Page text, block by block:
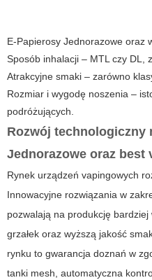
E-Papierosy Jednorazowe oraz
Sposób inhalacji – MTL czy DL,
Atrakcyjne smaki – zarówno
Rozmiar i wygodę noszenia –
podróżujących.
Rozwój technologiczny
Jednorazowe oraz best
Rynek urządzeń vapingowych
Innowacyjne rozwiązania w
pozwalają na produkcję
grzałek oraz wyższą jakość
rynku to gwarancja doznań w
tanki mesh, automatyczna